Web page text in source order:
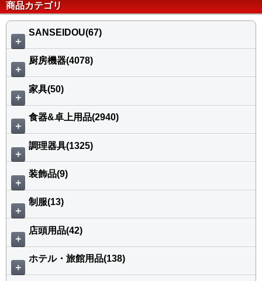
商品カテゴリ
＋
SANSEIDOU(67)
＋
厨房機器(4078)
＋
家具(50)
＋
食器&卓上用品(2940)
＋
調理器具(1325)
＋
装飾品(9)
＋
制服(13)
＋
店頭用品(42)
＋
ホテル・旅館用品(138)